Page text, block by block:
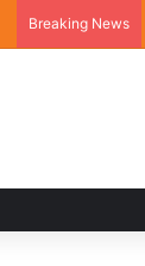
Breaking News